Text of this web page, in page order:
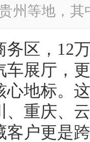
州等地，
务区，12
车展厅，
心地标。
、重庆、
客户更是